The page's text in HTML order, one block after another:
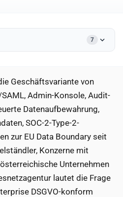
7
Geschäftsvariante von
Admin-Konsole, Audit-
Datenaufbewahrung,
SOC-2-Type-2-
zur EU Data Boundary seit
Konzerne mit
Unternehmen
lautet die Frage
DSGVO-konform